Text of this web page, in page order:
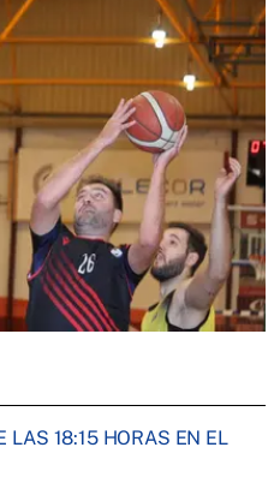
LAS 18:15 HORAS EN EL